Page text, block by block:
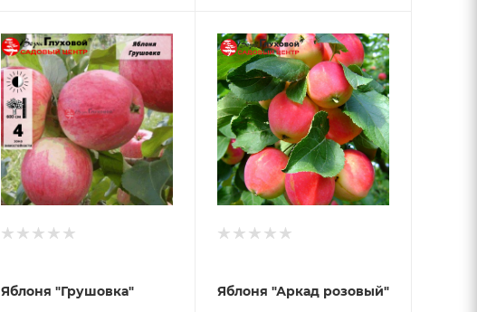
Яблоня "Грушовка" Яблоня "Аркад розовый"